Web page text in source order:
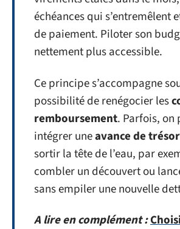
échéances qui s’entremêlent
de paiement. Piloter son
nettement plus accessible.
Ce principe s’accompagne
possibilité de renégocier les
remboursement. Parfois, on
intégrer uneavance de
sortir la tête de l’eau, par
combler un découvert ou
sans empiler une nouvelle
A lire en complément :